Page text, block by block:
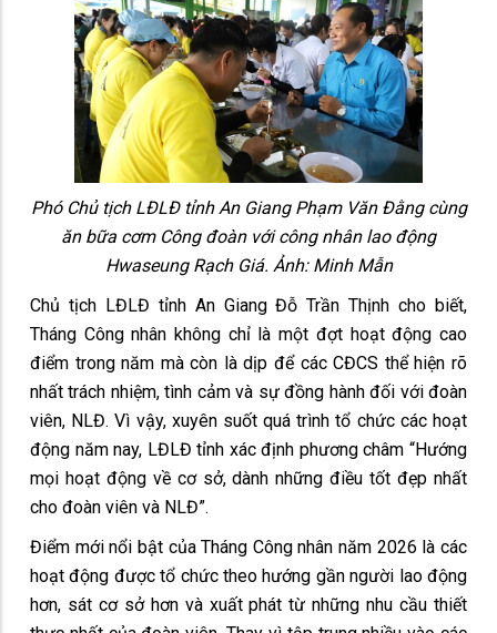
Phó Chủ tịch LĐLĐ tỉnh An Giang Phạm Văn Đằng cùng
ăn bữa cơm Công đoàn với công nhân lao động
Hwaseung Rạch Giá. Ảnh: Minh Mẫn
Chủ tịch LĐLĐ tỉnh An Giang Đỗ Trần Thịnh cho biết,
Tháng Công nhân không chỉ là một đợt hoạt động cao
điểm trong năm mà còn là dịp để các CĐCS thể hiện rõ
nhất trách nhiệm, tình cảm và sự đồng hành đối với đoàn
viên, NLĐ. Vì vậy, xuyên suốt quá trình tổ chức các hoạt
động năm nay, LĐLĐ tỉnh xác định phương châm “Hướng
mọi hoạt động về cơ sở, dành những điều tốt đẹp nhất
cho đoàn viên và NLĐ”.
Điểm mới nổi bật của Tháng Công nhân năm 2026 là các
hoạt động được tổ chức theo hướng gần người lao động
hơn, sát cơ sở hơn và xuất phát từ những nhu cầu thiết